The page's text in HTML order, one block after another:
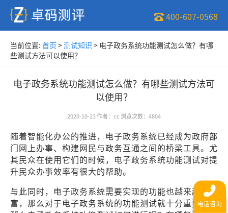
400-607-0568
当前位置: 首页 >测试知识 > 电子政务系统功能测试怎么做？有哪
些测试方法可以使用？
电子政务系统功能测试怎么做？有哪些测试方法可
以使用？
2020-10-23作者： cc 浏览次数： 4804
随着智能化办公的推进，电子政务系统已经成为政府部
门网上办事、构建网民与政务互通之间的桥梁工具。尤
其民众在使用它们的时候，电子政务系统功能测试对提
升民众办事效率有很大的帮助。
与此同时，电子政务系统需要实现的功能也越来越丰
富，那么对于电子政务系统的功能测试就十分重要了。